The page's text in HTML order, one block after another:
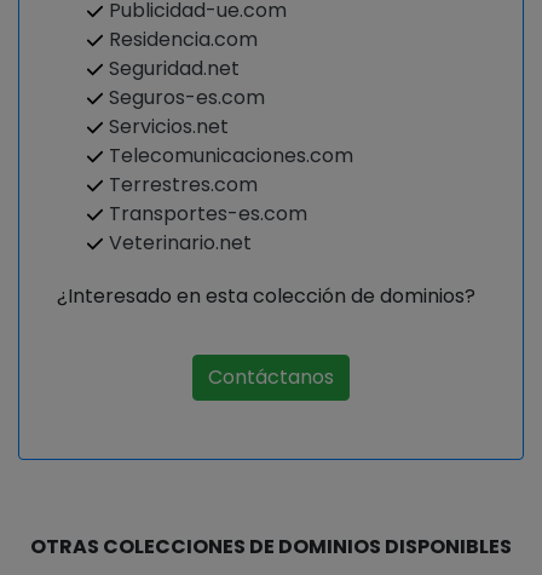
Publicidad-ue.com
Residencia.com
Seguridad.net
Seguros-es.com
Servicios.net
Telecomunicaciones.com
Terrestres.com
Transportes-es.com
Veterinario.net
¿Interesado en esta colección de dominios?
Contáctanos
OTRAS COLECCIONES DE DOMINIOS DISPONIBLES